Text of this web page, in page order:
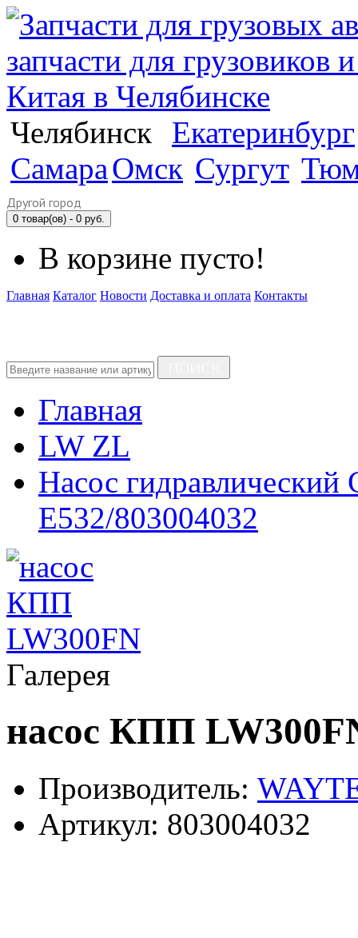
Челябинск
Екатеринбург
СамараОмск Сургут
Другой город
0 товар(ов) - 0 руб.
В корзине пусто!
Главная Каталог Новости Доставка и оплата Контакты
Главная
LW ZL
Насос
E532/803004032
Галерея
насос КПП
Производитель:
Артикул: 803004032